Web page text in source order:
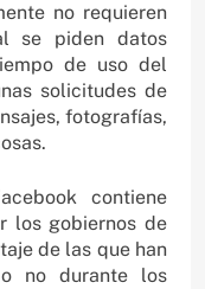
no requieren
se piden datos
de uso del
solicitudes de
fotografías,
contiene
los gobiernos de
de las que han
no durante los